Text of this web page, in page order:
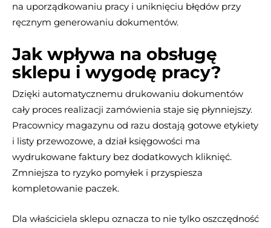
na uporządkowaniu pracy i uniknięciu błędów przy
ręcznym generowaniu dokumentów.
Jak wpływa na obsługę
sklepu i wygodę pracy?
Dzięki automatycznemu drukowaniu dokumentów
cały proces realizacji zamówienia staje się płynniejszy.
Pracownicy magazynu od razu dostają gotowe etykiety
i listy przewozowe, a dział księgowości ma
wydrukowane faktury bez dodatkowych kliknięć.
Zmniejsza to ryzyko pomyłek i przyspiesza
kompletowanie paczek.
Dla właściciela sklepu oznacza to nie tylko oszczędność